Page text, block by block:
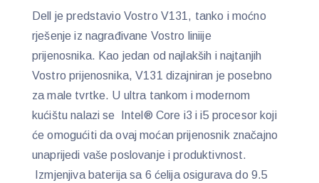
Dell je predstavio Vostro V131, tanko i moćno
rješenje iz nagrađivane Vostro liniije
prijenosnika. Kao jedan od najlakših i najtanjih
Vostro prijenosnika, V131 dizajniran je posebno
za male tvrtke. U ultra tankom i modernom
kućištu nalazi se Intel® Core i3 i i5 procesor koji
će omogućiti da ovaj moćan prijenosnik značajno
unaprijedi vaše poslovanje i produktivnost.
Izmjenjiva baterija sa 6 ćelija osigurava do 9.5